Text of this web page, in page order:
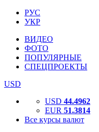
РУС
УКР
ВИДЕО
ФОТО
ПОПУЛЯРНЫЕ
СПЕЦПРОЕКТЫ
USD
USD 44.4962
EUR 51.3814
Все курсы валют